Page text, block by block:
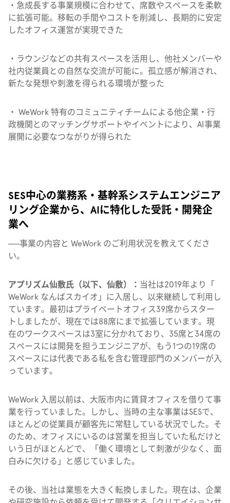
・急成長する事業規模に合わせて、席数やスペースを柔軟
に拡張可能。移転の手間やコストを削減し、長期的に安定
したオフィス運営が実現できた
・ラウンジなどの共有スペースを活用し、他社メンバーや
社内従業員との自然な交流が可能に。孤立感が解消され、
新たな発想や刺激を得られる環境が整った
・ WeWork 特有のコミュニティチームによる他企業・行
政機関とのマッチングサポートやイベントにより、AI事業
展開に必要なつながりが得られた
SES中心の業務系・基幹系システムエンジニア
リング企業から、AIに特化した受託・開発企
業へ
──事業の内容と WeWork のご利用状況を教えてくださ
い。
アプリズム仙敷氏（以下、仙敷）： 当社は2019年より「
WeWork なんばスカイオ」に入居し、以来継続して利用し
ています。最初はプライベートオフィス39席からスター
トしましたが、現在では88席にまで拡張しています。現
在のワークスペースは3室に分かれており、35席と34席の
スペースには開発を担うエンジニアが、もう1つの19席の
スペースには代表である私を含む管理部門のメンバーが入
っています。
WeWork 入居以前は、大阪市内に賃貸オフィスを借りて事
業を行っていました。しかし、当時の主な事業はSESで、
ほとんどの従業員が顧客先に常駐している状況でした。そ
のため、オフィスにいるのは営業を担当していた私だけと
いう日がほとんどで、「働く環境として刺激が少なく、面
白みに欠ける」と感じていました。
その後、当社は業態を大きく転換しました。現在は、企業